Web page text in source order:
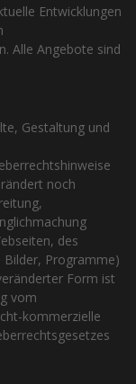
Entwicklungen
Alle Angebote sind
Gestaltung und
noch
des
Bilder, Programme)
Form ist
vom
kommerzielle